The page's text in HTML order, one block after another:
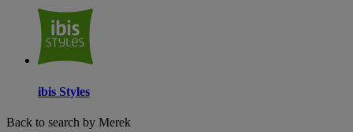
ibis Styles
Back to search by Merek